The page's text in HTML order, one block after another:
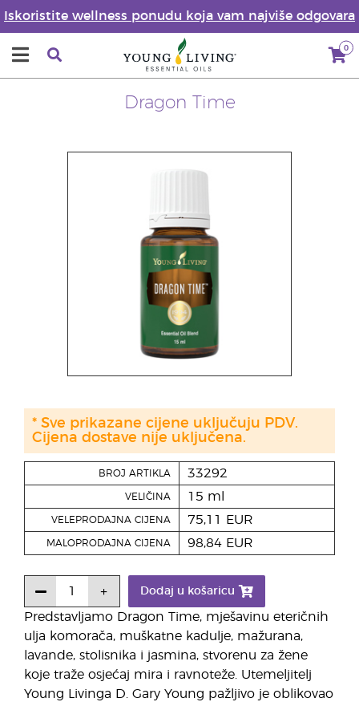
Iskoristite wellness ponudu koja vam najviše odgovara
0
Dragon Time
Predstavljamo Dragon Time, mješavinu eteričnih
ulja komorača, muškatne kadulje, mažurana,
lavande, stolisnika i jasmina, stvorenu za žene
koje traže osjećaj mira i ravnoteže. Utemeljitelj
Young Livinga D. Gary Young pažljivo je oblikovao
BROJ ARTIKLA 33292
VELIČINA 15 ml
VELEPRODAJNA CIJENA 75,11 EUR
MALOPRODAJNA CIJENA 98,84 EUR
Dodaj u košaricu
* Sve prikazane cijene uključuju PDV.
Cijena dostave nije uključena.